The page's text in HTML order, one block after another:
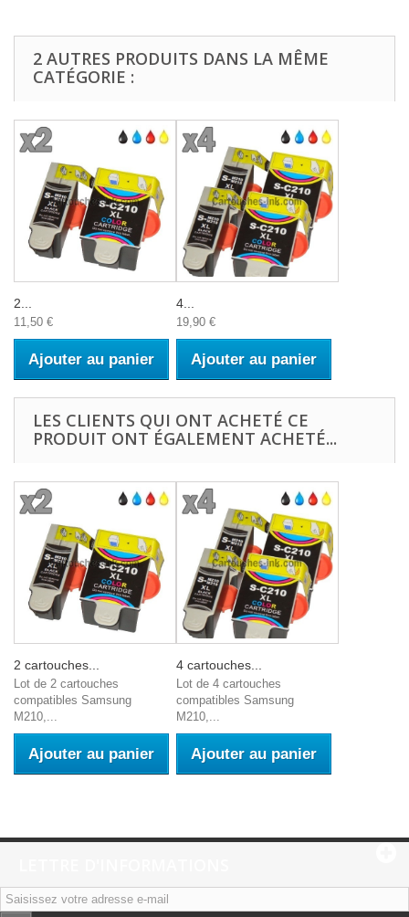
2 AUTRES PRODUITS DANS LA MÊME
CATÉGORIE :
2...
11,50 €
Ajouter au panier
4...
19,90 €
Ajouter au panier
LES CLIENTS QUI ONT ACHETÉ CE
PRODUIT ONT ÉGALEMENT ACHETÉ...
2 cartouches...
Lot de 2 cartouches
compatibles Samsung
M210,...
Ajouter au panier
4 cartouches...
Lot de 4 cartouches
compatibles Samsung
M210,...
Ajouter au panier